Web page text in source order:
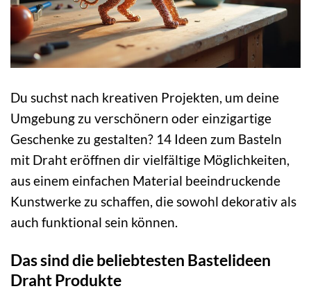
Du suchst nach kreativen Projekten, um deine
Umgebung zu verschönern oder einzigartige
Geschenke zu gestalten? 14 Ideen zum Basteln
mit Draht eröffnen dir vielfältige Möglichkeiten,
aus einem einfachen Material beeindruckende
Kunstwerke zu schaffen, die sowohl dekorativ als
auch funktional sein können.
Das sind die beliebtesten Bastelideen
Draht Produkte